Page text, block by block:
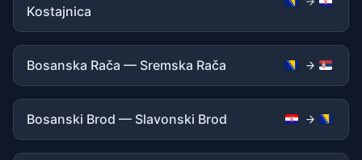
Kostajnica
Bosanska Rača — Sremska Rača
Bosanski Brod — Slavonski Brod